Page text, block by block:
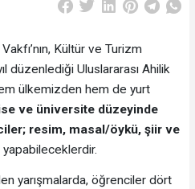
Kültür ve Turizm
düzenlediği Uluslararası Ahilik
ülkemizden hem de yurt
ve üniversite düzeyinde
resim, masal/öykü, şiir ve
yarışmalarda, öğrenciler dört